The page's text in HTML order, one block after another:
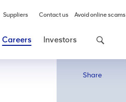
Suppliers Contact us Avoid online scams
Careers InvestorsShare
Share